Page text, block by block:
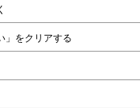
」をクリアする